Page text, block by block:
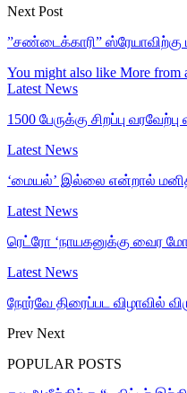
Next Post
”சண்டைக்காரி” ஸ்ரேயாவிற்கு
You might also like More from
Latest News
1500 பேருக்கு சிறப்பு
Latest News
‘மையல்’ இல்லை என்றால்
Latest News
ரெட்ரோ ‘நாயகனுக்கு வைர
Latest News
நோர்வே திரைப்பட விழாவில்
Prev Next
POPULAR POSTS